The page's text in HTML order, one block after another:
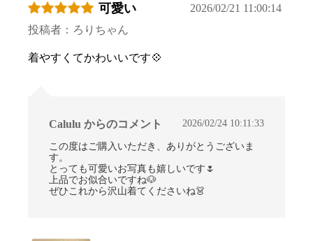
可愛い
2026/02/21 11:00:14
投稿者：ろりちゃん
着やすくてかわいいです💠
Calulu からのコメント 2026/02/24 10:11:33
この度はご購入いただき、ありがとうございま
す。
とっても可愛いお写真も嬉しいです🌷
上品でお似合いですね🐶
ぜひこれから沢山着てくださいね👗